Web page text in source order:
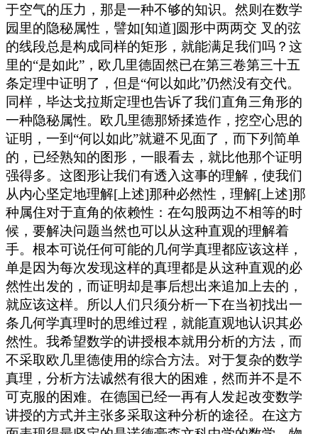
于空气的压力，那是一种不够的知识。然则在数学
园里的隐秘属性，譬如[知道]圆形中两两交 叉的弦
的线段总是构成同样的矩形，就能满足我们吗？这
里的“是如此”，欧几里德固然已在第三卷第三十五
条定理中证明了，但是“何以如此”仍然没有交代。
同样，毕达戈拉斯定理也告诉了我们直角三角形的
一种隐秘属性。欧几里德那矫揉造作，挖空心思的
证明，一到“何以如此”就避不见面了，而下列简单
的，已经熟知的图形，一眼看去，就比他那个证明
强得多。这图形让我们有透入这事的理解，使我们
从内心坚定地理解[上述]那种必然性，理解[上述]那
种属住对于直角的依赖性：在勾股两边不相等的时
候，要解决问题当然也可以从这种直观的理解着
手。根本可说任何可能的几何学真理都应该这样，
单是因为每次发现这样的真理都是从这种直观的必
然性出发的，而证明却是事后想出来追加上去的，
就应该这样。所以人们只须分析一下在当初找出一
条几何学真理时的思维过程，就能直观地认识其必
然性。我希望数学的讲授根本就用分析的方法，而
不采取欧几里德使用的综合方法。对于复杂的数学
真理，分析方法诚然有很大的困难，然而并不是不
可克服的困难。在德国已经一再有人发起改变数学
讲授的方式并主张多采取这种分析的途径。在这方